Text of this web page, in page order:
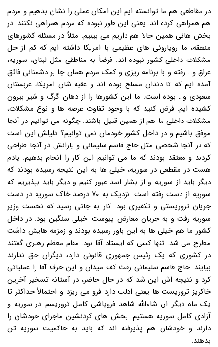
در مقاطعی هم ما توانسته ایم این امکان عملی را نشان بدهیم و مردم
هم همراهی کرده اند. یعنی این طور نبوده که مردم همراهی نکنند. در
بخش هائی همین حالا هم داریم می بینیم. مثلاً در مسئله کشورهای
منطقه، ما رویاروئی های عظیمی با امریکا داشته ایم که کم از حل
مشکلات داخلی کشور نبوده اند. فرضاً به مناطقی مثل لبنان، سوریه،
عراق و… رفته و با برنامه ریزی و کمک مردم همان جا بر دشمنانی فائق
آمده ایم که تا دندان مسلح بوده اند و عقبه شان امریکا، عربستان
سعودی و… بوده است. ما این کشورها را از دهان گرگ و شیر بیرون
کشیده ایم. فرض کنید که با وجود تفاوت عرصه ها و نوع مشکلات،
مشکلات داخلی ما هم از همین قبیل باشند. چگونه می توانیم در آنجا
موفق باشیم و در داخل کشور خودمان نمی توانیم؟ دلیلش این است
که در آنجا شخصی مثل حاج قاسم سلیمانی و یارانش در آنجا طراحی
کردند و معتقد بودند که ما می توانیم این کار را انجام بدهیم. یادم
هست در مقطعی در سوریه، خیلی ها به این نتیجه رسیده بودند که
دیگر باید از سوریه و از بشار اسد عبور کنیم و دیگر باید بپذیریم که
سوریه از دست رفته است. نزدیک به ۷۰ درصد خاک سوریه در دست
جریان تروریستی و تکفیری بود. کار به جائی رسید که نخست وزیر
سوریه رفت و به جریان معارض پیوست. خیلی سنگین بود. در داخل
کشور ما هم خیلی ها به این باور رسیده بودند و زمزمه هایش داشت
مطرح می شد. تنها کسی که ایستاد آقا بود. مقام معظم رهبری گفتند
در کشوری که یک رئیس جمهوری قانونی دارد، دیگران حق ندارند
بیایند. حاج قاسم سلیمانی رفت کف میدان و این حرف آقا را عملیاتی
کرد و نتیجه اش این شد که در حال حاضر، در آستانه تسخیر آخرین
خاکریز تروریست ها یعنی ادلب دارد فرو می ریزد و احتمالاً حداکثر تا
یک ماه دیگر ان شاءالله شاهد فروپاشی کامل تروریسم در سوریه و
آزادی کامل سوریه هستیم. بخش های کردنشین ماجرای خودشان را
دارند و خودشان هم پذیرفته اند که باید به حاکمیت سوریه تن
بدهند.